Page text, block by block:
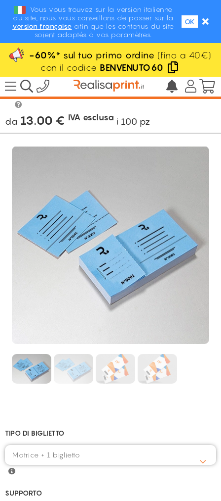
Vous vous trouvez sur la version italienne
du site, nous vous conseillons de passer sur la
version française afin que les contenus du site
soient adaptés à vos paramètres.
OK
-60%* sul tuo primo ordine (fino a 40€)
con il codice BENVENUTO60
/ POS / Display / Eventi / Eventi /
Biglietti
lotterie
da 13.00 € IVA esclusa i 100 pz
TIPO DI BIGLIETTO
SUPPORTO